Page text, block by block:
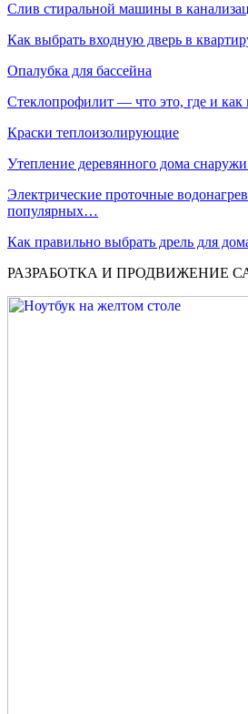
Слив стиральной машины в
Как выбрать входную дверь в
Опалубка для бассейна
Стеклопрофилит — что это, где и как
Краски теплоизолирующие
Утепление деревянного дома
Электрические проточные
популярных…
Как правильно выбрать дрель для
РАЗРАБОТКА И ПРОДВИЖЕНИЕ